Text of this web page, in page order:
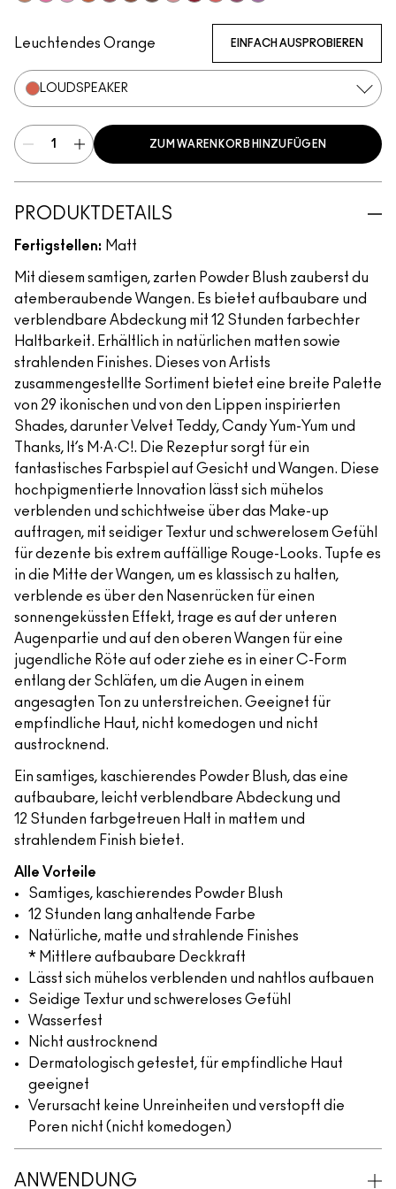
Leuchtendes Orange EINFACH AUSPROBIEREN
LOUDSPEAKER
ZUM WARENKORB HINZUFÜGEN
PRODUKTDETAILS
Fertigstellen: Matt
Mit diesem samtigen, zarten Powder Blush zauberst du
atemberaubende Wangen. Es bietet aufbaubare und
verblendbare Abdeckung mit 12 Stunden farbechter
Haltbarkeit. Erhältlich in natürlichen matten sowie
strahlenden Finishes. Dieses von Artists
zusammengestellte Sortiment bietet eine breite Palette
von 29 ikonischen und von den Lippen inspirierten
Shades, darunter Velvet Teddy, Candy Yum-Yum und
Thanks, It’s M·A·C!. Die Rezeptur sorgt für ein
fantastisches Farbspiel auf Gesicht und Wangen. Diese
hochpigmentierte Innovation lässt sich mühelos
verblenden und schichtweise über das Make-up
auftragen, mit seidiger Textur und schwerelosem Gefühl
für dezente bis extrem auffällige Rouge-Looks. Tupfe es
in die Mitte der Wangen, um es klassisch zu halten,
verblende es über den Nasenrücken für einen
sonnengeküssten Effekt, trage es auf der unteren
Augenpartie und auf den oberen Wangen für eine
jugendliche Röte auf oder ziehe es in einer C-Form
entlang der Schläfen, um die Augen in einem
angesagten Ton zu unterstreichen. Geeignet für
empfindliche Haut, nicht komedogen und nicht
austrocknend.
Ein samtiges, kaschierendes Powder Blush, das eine
aufbaubare, leicht verblendbare Abdeckung und
12 Stunden farbgetreuen Halt in mattem und
strahlendem Finish bietet.
Alle Vorteile
Samtiges, kaschierendes Powder Blush
12 Stunden lang anhaltende Farbe
Natürliche, matte und strahlende Finishes
* Mittlere aufbaubare Deckkraft
Lässt sich mühelos verblenden und nahtlos aufbauen
Seidige Textur und schwereloses Gefühl
Wasserfest
Nicht austrocknend
Dermatologisch getestet, für empfindliche Haut
geeignet
Verursacht keine Unreinheiten und verstopft die
Poren nicht (nicht komedogen)
ANWENDUNG